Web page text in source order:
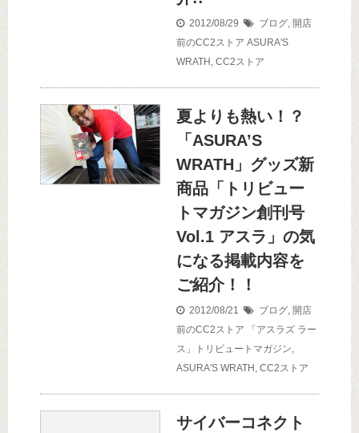
2012/08/29 ブログ, 開店
前のCC2ストア ASURA'S
WRATH , CC2ストア
夏よりも熱い！？
「ASURA’S
WRATH」グッズ新
商品「トリビュー
トマガジン創刊号
Vol.1 アスラ」の気
になる掲載内容を
ご紹介！！
2012/08/21 ブログ, 開店
前のCC2ストア
「アスラズ ラー
ス」トリビュートマガジン,
ASURA'S WRATH , CC2ストア
サイバーコネクト